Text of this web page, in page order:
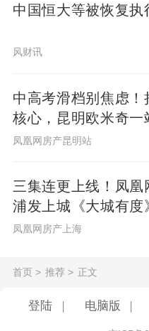
交通明牌：家门口3
新世界·天馥首先抓
勤痛点”，项目临
州黄金动脉地铁
更是串联环市东、
正实现“工作在CBD
状态。
中国恒大等被恢复执
风财讯
中高考滑档别焦虑！
核心，昆明欧米奇一
凤凰网房产昆明站
三集连更上线！凤凰
浦发上城《大城有度
见证一座百万方大城
凤凰网房产上海
首页 > 推荐 > 正文
登陆 电脑版